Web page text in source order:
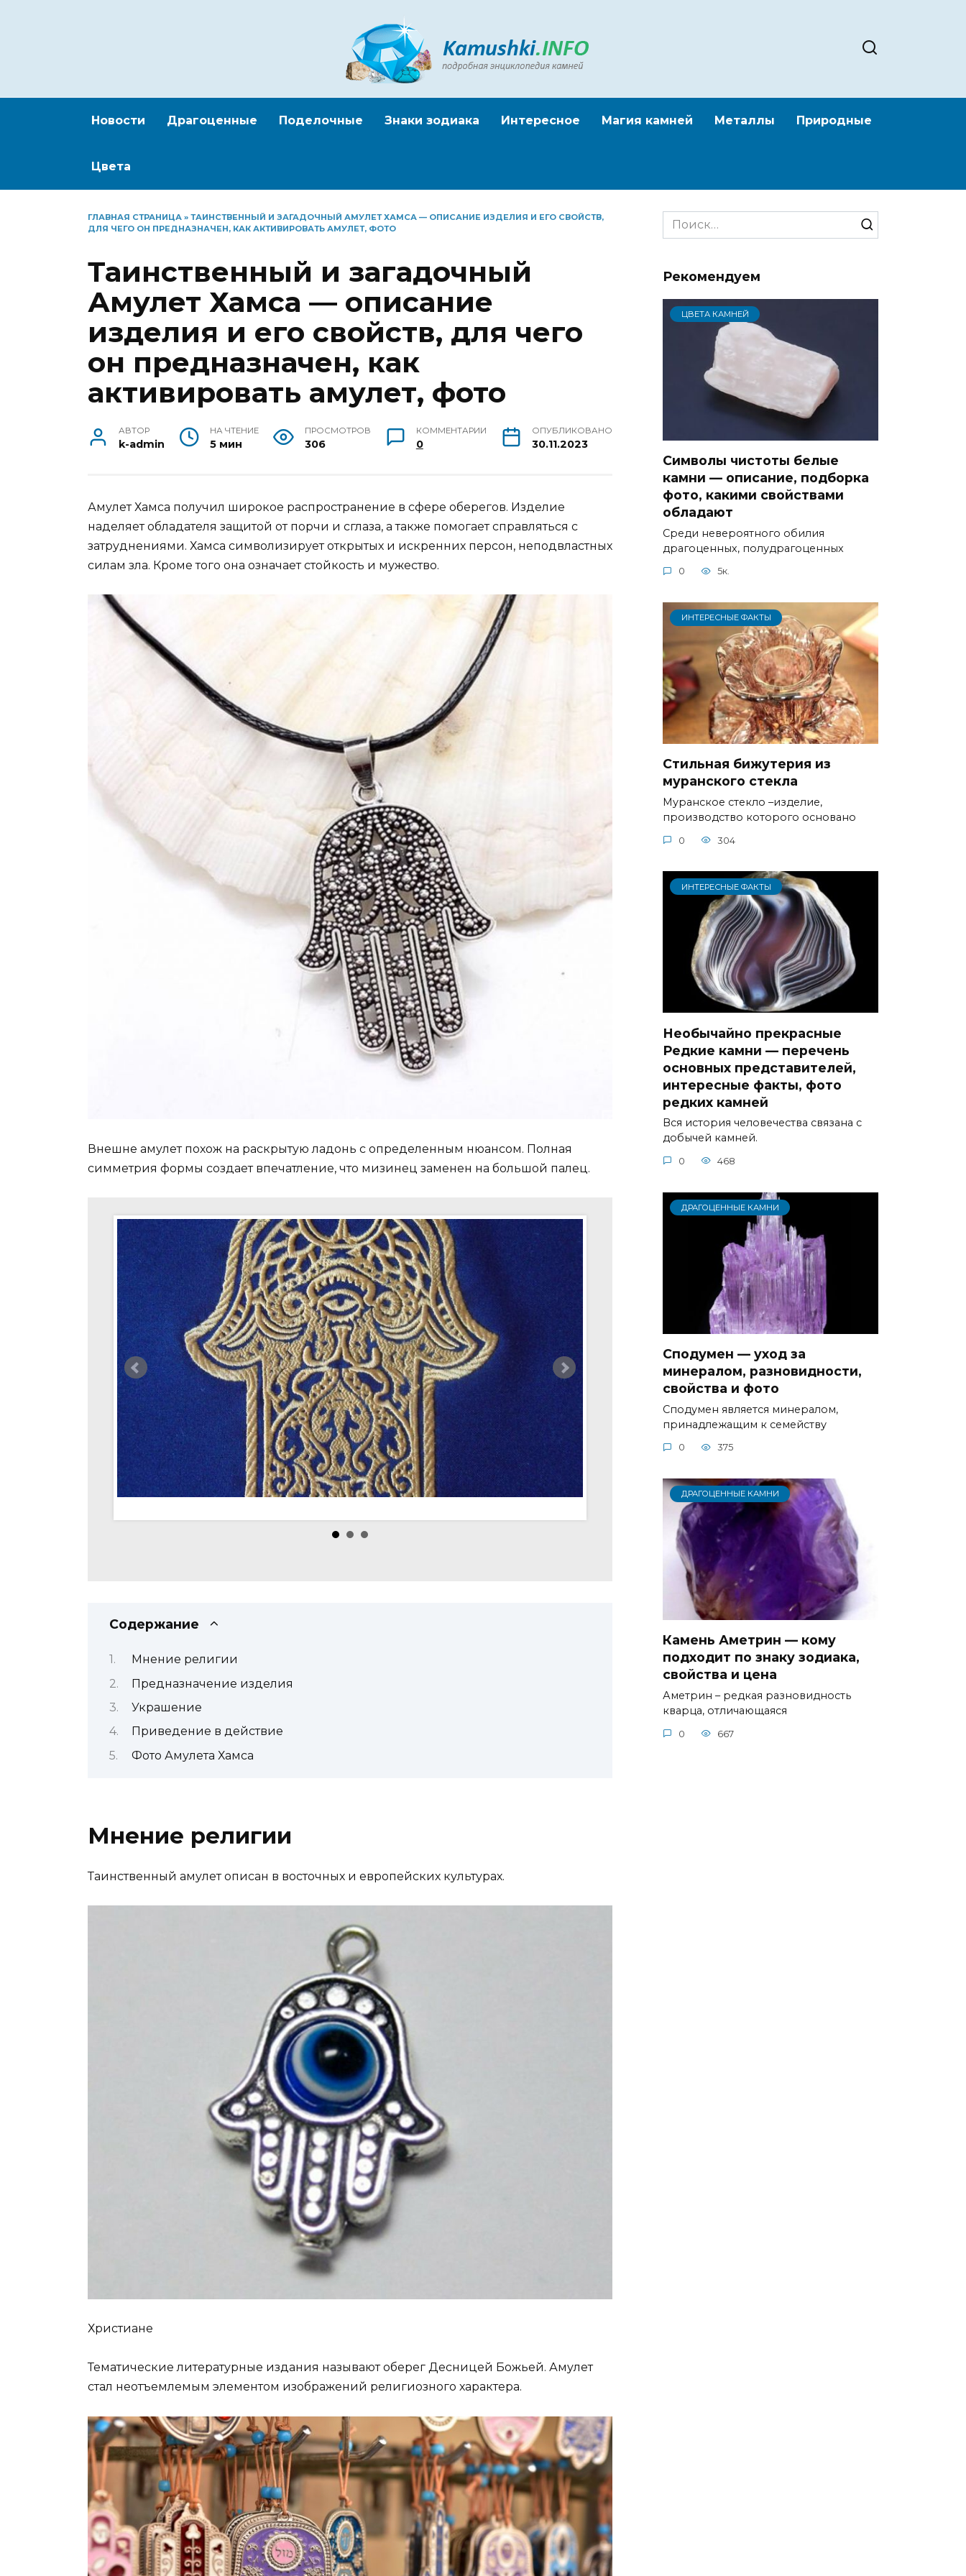
Новости Драгоценные Поделочные Знаки зодиака Интересное Магия камней Металлы Природные
Цвета
ГЛАВНАЯ СТРАНИЦА » ТАИНСТВЕННЫЙ И ЗАГАДОЧНЫЙ АМУЛЕТ ХАМСА — ОПИСАНИЕ ИЗДЕЛИЯ И ЕГО СВОЙСТВ,
ДЛЯ ЧЕГО ОН ПРЕДНАЗНАЧЕН, КАК АКТИВИРОВАТЬ АМУЛЕТ, ФОТО
Таинственный и загадочный
Амулет Хамса — описание
изделия и его свойств, для чего
он предназначен, как
активировать амулет, фото
АВТОР
k-admin
НА ЧТЕНИЕ
5 мин
ПРОСМОТРОВ
306
КОММЕНТАРИИ
0
ОПУБЛИКОВАНО
30.11.2023
Амулет Хамса получил широкое распространение в сфере оберегов. Изделие
наделяет обладателя защитой от порчи и сглаза, а также помогает справляться с
затруднениями. Хамса символизирует открытых и искренних персон, неподвластных
силам зла. Кроме того она означает стойкость и мужество.
Внешне амулет похож на раскрытую ладонь с определенным нюансом. Полная
симметрия формы создает впечатление, что мизинец заменен на большой палец.
Содержание
Мнение религии
Предназначение изделия
Украшение
Приведение в действие
Фото Амулета Хамса
Мнение религии
Таинственный амулет описан в восточных и европейских культурах.
Христиане
Тематические литературные издания называют оберег Десницей Божьей. Амулет
стал неотъемлемым элементом изображений религиозного характера.
Search
for:
Рекомендуем
ЦВЕТА КАМНЕЙ
Символы чистоты белые
камни — описание, подборка
фото, какими свойствами
обладают
Среди невероятного обилия
драгоценных, полудрагоценных
0 5к.
ИНТЕРЕСНЫЕ ФАКТЫ
Стильная бижутерия из
муранского стекла
Муранское стекло –изделие,
производство которого основано
0 304
ИНТЕРЕСНЫЕ ФАКТЫ
Необычайно прекрасные
Редкие камни — перечень
основных представителей,
интересные факты, фото
редких камней
Вся история человечества связана с
добычей камней.
0 468
ДРАГОЦЕННЫЕ КАМНИ
Сподумен — уход за
минералом, разновидности,
свойства и фото
Сподумен является минералом,
принадлежащим к семейству
0 375
ДРАГОЦЕННЫЕ КАМНИ
Камень Аметрин — кому
подходит по знаку зодиака,
свойства и цена
Аметрин – редкая разновидность
кварца, отличающаяся
0 667